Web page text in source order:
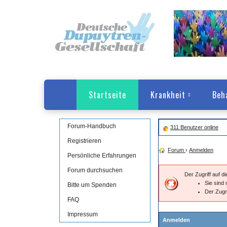
Startseite Krankheit
Forum-Handbuch
Registrieren
Persönliche Erfahrungen
Forum durchsuchen
Bitte um Spenden
FAQ
Impressum
311 Benutzer online
Forum › Anmelden
Der Zugriff auf
Sie sind
Der
Anmelden